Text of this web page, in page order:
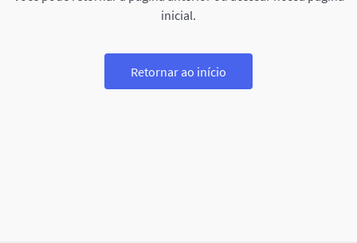
inicial.
Retornar ao início